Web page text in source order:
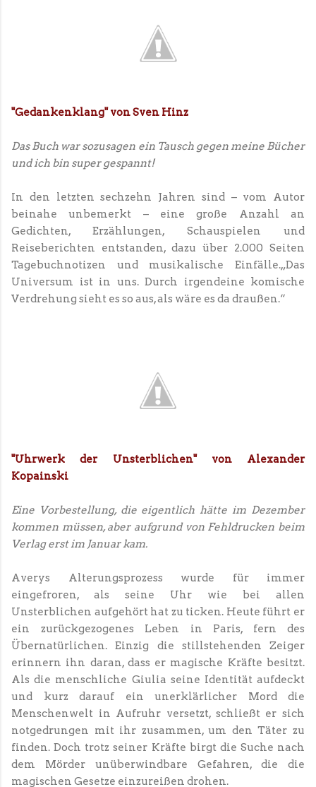
"Gedankenklang" von Sven Hinz
Das Buch war sozusagen ein Tausch gegen meine Bücher
und ich bin super gespannt!
In den letzten sechzehn Jahren sind – vom Autor
beinahe unbemerkt – eine große Anzahl an
Gedichten, Erzählungen, Schauspielen und
Reiseberichten entstanden, dazu über 2.000 Seiten
Tagebuchnotizen und musikalische Einfälle.„Das
Universum ist in uns. Durch irgendeine komische
Verdrehung sieht es so aus, als wäre es da draußen.“
"Uhrwerk der Unsterblichen" von Alexander
Kopainski
Eine Vorbestellung, die eigentlich hätte im Dezember
kommen müssen, aber aufgrund von Fehldrucken beim
Verlag erst im Januar kam.
Averys Alterungsprozess wurde für immer
eingefroren, als seine Uhr wie bei allen
Unsterblichen aufgehört hat zu ticken. Heute führt er
ein zurückgezogenes Leben in Paris, fern des
Übernatürlichen. Einzig die stillstehenden Zeiger
erinnern ihn daran, dass er magische Kräfte besitzt.
Als die menschliche Giulia seine Identität aufdeckt
und kurz darauf ein unerklärlicher Mord die
Menschenwelt in Aufruhr versetzt, schließt er sich
notgedrungen mit ihr zusammen, um den Täter zu
finden. Doch trotz seiner Kräfte birgt die Suche nach
dem Mörder unüberwindbare Gefahren, die die
magischen Gesetze einzureißen drohen.